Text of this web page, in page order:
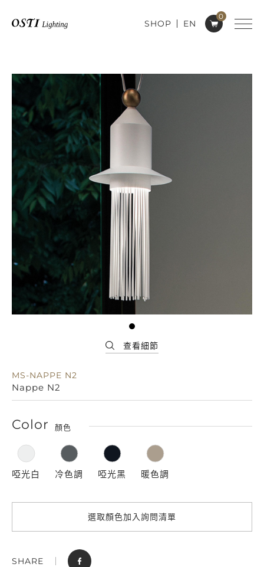
0
SHOP EN
MS-NAPPE N2
Nappe N2
Color 顏色
啞光白 冷色調 啞光黑 暖色調
選取顏色加入詢問清單
SHARE